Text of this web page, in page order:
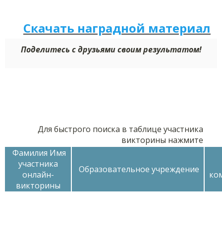
Скачать наградной материал
Поделитесь с друзьями своим результатом!
Для быстрого поиска в таблице участника
викторины нажмите
Фамилия Имя
участника
онлайн-
викторины
Образовательное учреждение